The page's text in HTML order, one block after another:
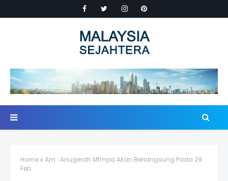
Home
Am : Anugerah Mfmpa Akan Berlangsung Pada 29
Feb